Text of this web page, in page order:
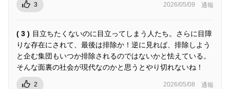
3 2026/05/09 通報
( 3 ) 目立ちたくないのに目立ってしまう人たち。さらに目障
りな存在にされて、最後は排除か！逆に見れば、排除しよう
と企む集団もいつか排除されるのではないかと怯えている。
そんな面裏の社会が現代なのかと思うとやり切れないね！
2 2026/05/08 通報